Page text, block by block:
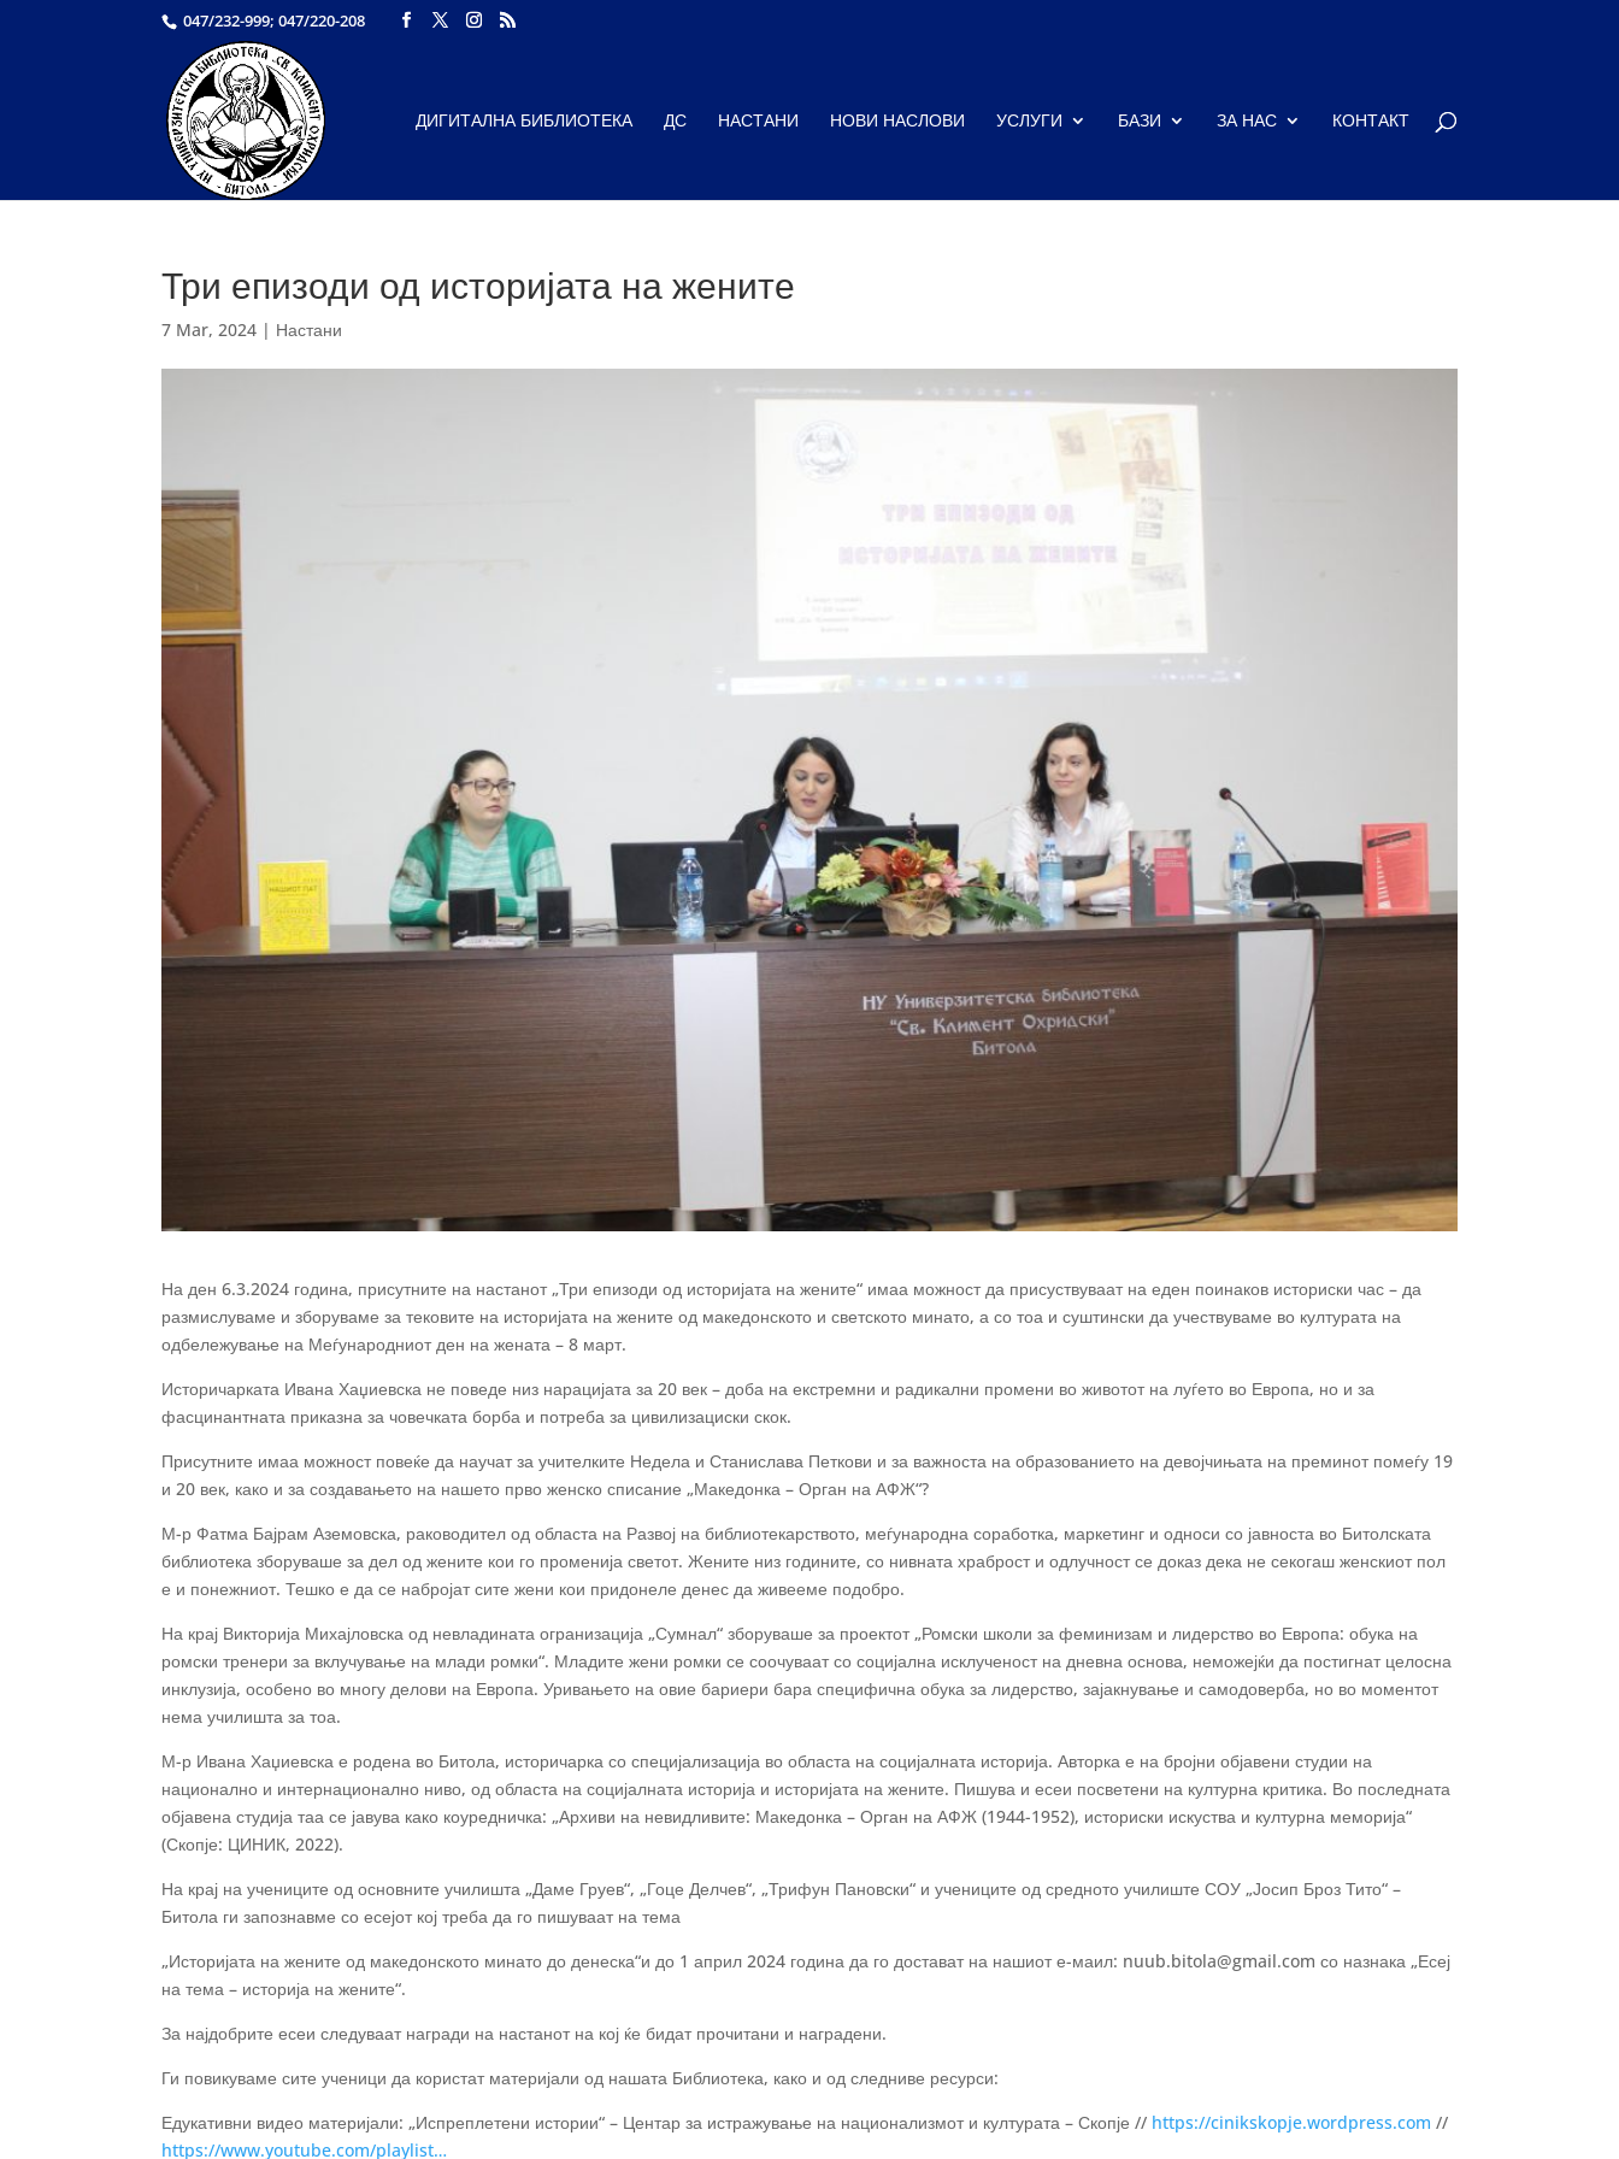
047/232-999; 047/220-208
ДИГИТАЛНА БИБЛИОТЕКА ДС НАСТАНИ НОВИ НАСЛОВИ УСЛУГИ БАЗИ ЗА НАС КОНТАКТ
Три епизоди од историјата на жените
7 Mar, 2024 | Настани
На ден 6.3.2024 година, присутните на настанот „Три епизоди од историјата на жените“ имаа можност да присуствуваат на еден поинаков историски час – да
размислуваме и зборуваме за тековите на историјата на жените од македонското и светското минато, а со тоа и суштински да учествуваме во културата на
одбележување на Меѓународниот ден на жената – 8 март.
Историчарката Ивана Хаџиевска не поведе низ нарацијата за 20 век – доба на екстремни и радикални промени во животот налуѓето во Европа, но и за
фасцинантната приказна за човечката борба и потреба за цивилизациски скок.
Присутните имаа можност повеќе да научат за учителките Недела и Станислава Петкови и за важноста на образованието на девојчињата на преминот помеѓу 19
и 20 век, како и за создавањето на нашето прво женско списание „Македонка – Орган на АФЖ“?
М-р Фатма Бајрам Аземовска, раководител од областа на Развој на библиотекарството, меѓународна соработка, маркетинг и односи со јавноста во Битолската
библиотека зборуваше за дел од жените кои го променија светот. Жените низ годините, со нивната храброст и одлучност се доказ дека не секогаш женскиот пол
е и понежниот. Тешко е да се набројат сите жени кои придонеле денес да живееме подобро.
На крај Викторија Михајловска од невладината огранизација „Сумнал“ зборуваше за проектот „Ромски школи за феминизам и лидерство во Европа: обука на
ромски тренери за вклучување на млади ромки“. Младите жени ромки се соочуваат со социјална исклученост на дневна основа, неможејќи да постигнат целосна
инклузија, особено во многу делови на Европа. Уривањето на овие бариери бара специфична обука за лидерство, зајакнување и самодоверба, но во моментот
нема училишта за тоа.
М-р Ивана Хаџиевска е родена во Битола, историчарка со специјализација во областа на социјалната историја. Авторка е на бројни објавени студии на
национално и интернационално ниво, од областа на социјалната историја и историјата на жените. Пишува и есеи посветени на културна критика. Во последната
објавена студија таа се јавува како коуредничка: „Архиви на невидливите: Македонка – Орган на АФЖ (1944-1952), историски искуства и културна меморија“
(Скопје: ЦИНИК, 2022).
На крај на учениците од основните училишта „Даме Груев“, „Гоце Делчев“, „Трифун Пановски“ и учениците од средното училиште СОУ „Јосип Броз Тито“ –
Битола ги запознавме со есејот кој треба да го пишуваат на тема
„Историјата на жените од македонското минато до денеска“и до 1 април 2024 година да го достават на нашиот е-маил: nuub.bitola@gmail.com со назнака „Есеј
на тема – историја на жените“.
За најдобрите есеи следуваат награди на настанот на кој ќе бидат прочитани и наградени.
Ги повикуваме сите ученици да користат материјали од нашата Библиотека, како и од следниве ресурси:
Едукативни видео материјали: „Испреплетени истории“ – Центар за истражување на национализмот и културата – Скопје // https://cinikskopje.wordpress.com //
https://www.youtube.com/playlist…